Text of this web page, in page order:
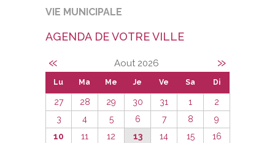
VIE MUNICIPALE
AGENDA DE VOTRE VILLE
« Aout 2026 »
Lu Ma Me Je Ve Sa Di
27 28 29 30 31 1
2
3
4 5 6 7 8
9
10
11 12 13 14 15
16